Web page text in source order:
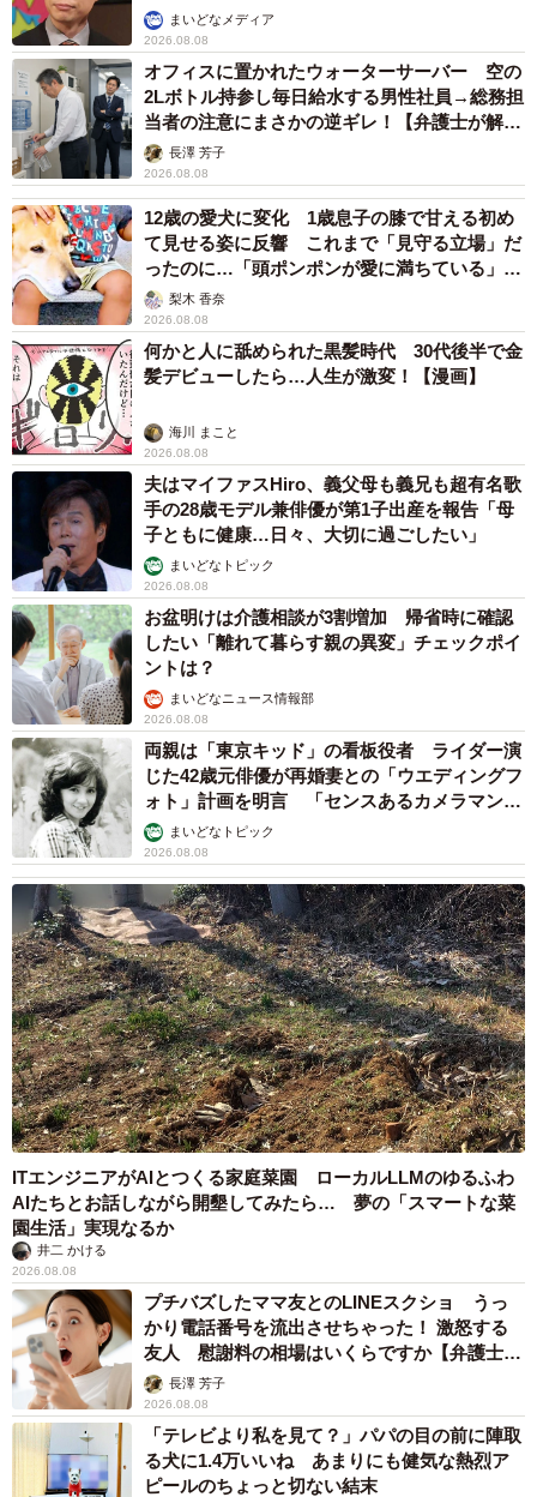
まいどなメディア
2026.08.08
オフィスに置かれたウォーターサーバー 空の
2Lボトル持参し毎日給水する男性社員→総務担
当者の注意にまさかの逆ギレ！【弁護士が解
説】長澤 芳子
2026.08.08
12歳の愛犬に変化 1歳息子の膝で甘える初め
て見せる姿に反響 これまで「見守る立場」だ
ったのに…「頭ポンポンが愛に満ちている」
「尊…」
梨木 香奈
2026.08.08
何かと人に舐められた黒髪時代 30代後半で金
髪デビューしたら…人生が激変！【漫画】
海川 まこと
2026.08.08
夫はマイファスHiro、義父母も義兄も超有名歌
手の28歳モデル兼俳優が第1子出産を報告「母
子ともに健康…日々、大切に過ごしたい」
まいどなトピック
2026.08.08
お盆明けは介護相談が3割増加 帰省時に確認
したい「離れて暮らす親の異変」チェックポイ
ントは？
まいどなニュース情報部
2026.08.08
両親は「東京キッド」の看板役者 ライダー演
じた42歳元俳優が再婚妻との「ウエディングフ
ォト」計画を明言 「センスあるカメラマン求
む」まいどなトピック
2026.08.08
ITエンジニアがAIとつくる家庭菜園 ローカルLLMのゆるふわ
AIたちとお話しながら開墾してみたら… 夢の「スマートな菜
園生活」実現なるか
井二 かける
2026.08.08
プチバズしたママ友とのLINEスクショ うっ
かり電話番号を流出させちゃった！ 激怒する
友人 慰謝料の相場はいくらですか【弁護士が
解説】長澤 芳子
2026.08.08
「テレビより私を見て？」パパの目の前に陣取
る犬に1.4万いいね あまりにも健気な熱烈ア
ピールのちょっと切ない結末